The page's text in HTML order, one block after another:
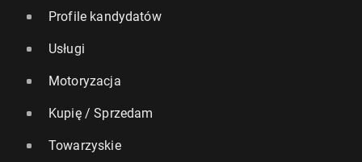
MŚ 2026: Anglia brą­zo­wym me­da­li­stą po wy­gra­nej
6:4 z Francją
Profile kandydatów
Usługi
Motoryzacja
Kupię / Sprzedam
Towarzyskie